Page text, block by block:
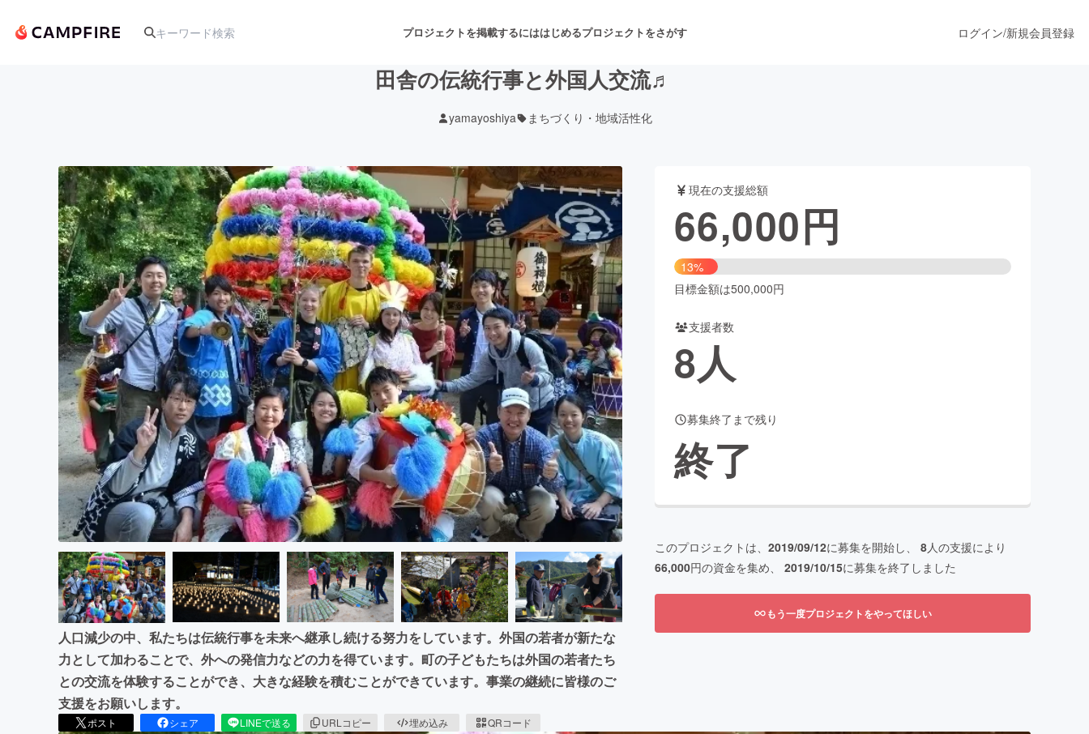
プロジェクトを掲載するにははじめるプロジェクトをさがす
アート・写真 音楽 舞台・パフォーマンス
テクノロジー・ガジェット ゲーム・サービス開発 フード・飲食店 ファッション
映像・映画 書籍・雑誌出版 アニメ・漫画
ビジネス・起業 チャレンジ ビューティー・ヘルスケア
まちづくり・地域活性化
CAMPFIRE for Social GoodCAMPFIRE Creation
CAMPFIREふるさと納税machi-yaコミュニティ
ログイン/新規会員登録
田舎の伝統行事と外国人交流♬
yamayoshiya まちづくり・地域活性化
人口減少の中、私たちは伝統行事を未来へ継承し続ける努力をしています。外国の若者が新たな
力として加わることで、外への発信力などの力を得ています。町の子どもたちは外国の若者たち
との交流を体験することができ、大きな経験を積むことができています。事業の継続に皆様のご
支援をお願いします。
ポスト シェア LINEで送る URLコピー 埋め込み QRコード
現在の支援総額
66,000円
13%
目標金額は500,000円
支援者数
8人
募集終了まで残り
終了
このプロジェクトは、 2019/09/12に募集を開始し、 8人の支援により
66,000円の資金を集め、 2019/10/15に募集を終了しました
もう一度プロジェクトをやってほしい